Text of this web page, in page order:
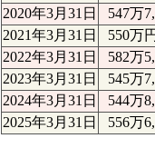
2020年3月31日
547万
2021年3月31日
550万円
2022年3月31日
582万
2023年3月31日
545万
2024年3月31日
544万
2025年3月31日
556万